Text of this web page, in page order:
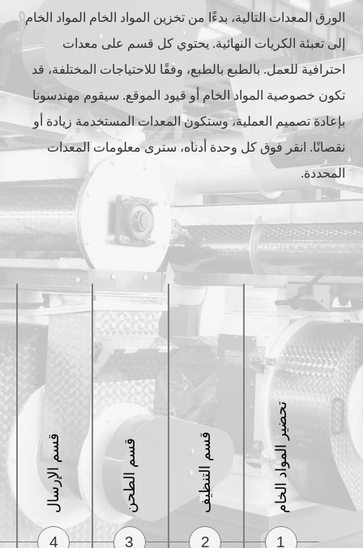
الورق المعدات التالية، بدءًا من تخزين المواد الخام المواد الخام
إلى تعبئة الكريات النهائية. يحتوي كل قسم على معدات
احترافية للعمل. بالطبع بالطبع، وفقًا للاحتياجات المختلفة، قد
تكون خصوصية المواد الخام أو قيود الموقع. سيقوم مهندسونا
بإعادة تصميم العملية، وستكون المعدات المستخدمة زيادة أو
نقصانًا. انقر فوق كل وحدة أدناه، سترى معلومات المعدات
المحددة.
تحضير المواد الخام
1
قسم التنظيف
2
قسم الطحن
3
قسم الإرسال
4